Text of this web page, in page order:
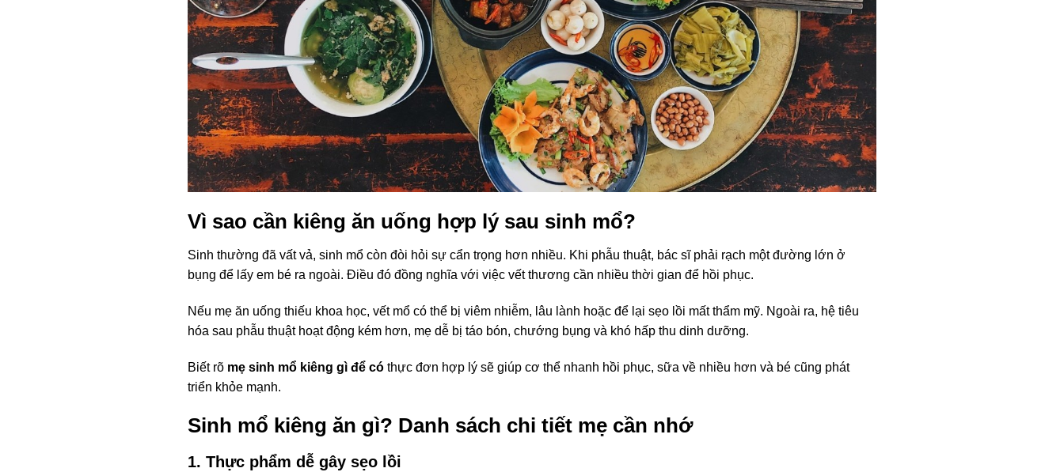
Vì sao cần kiêng ăn uống hợp lý sau sinh mổ?
Sinh thường đã vất vả, sinh mổ còn đòi hỏi sự cẩn trọng hơn nhiều. Khi phẫu thuật, bác sĩ phải rạch một đường lớn ở
bụng để lấy em bé ra ngoài. Điều đó đồng nghĩa với việc vết thương cần nhiều thời gian để hồi phục.
Nếu mẹ ăn uống thiếu khoa học, vết mổ có thể bị viêm nhiễm, lâu lành hoặc để lại sẹo lồi mất thẩm mỹ. Ngoài ra, hệ tiêu
hóa sau phẫu thuật hoạt động kém hơn, mẹ dễ bị táo bón, chướng bụng và khó hấp thu dinh dưỡng.
Biết rõ mẹ sinh mổ kiêng gì để có thực đơn hợp lý sẽ giúp cơ thể nhanh hồi phục, sữa về nhiều hơn và bé cũng phát
triển khỏe mạnh.
Sinh mổ kiêng ăn gì? Danh sách chi tiết mẹ cần nhớ
1. Thực phẩm dễ gây sẹo lồi